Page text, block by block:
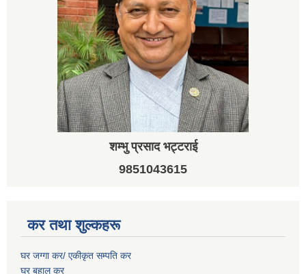
शम्भु प्रसाद भट्टराई
9851043615
कर तथा शुल्कहरू
घर जग्गा कर/ एकीकृत सम्पति कर
घर बहाल कर